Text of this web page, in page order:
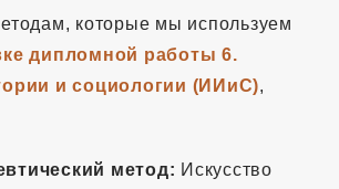
которые мы используем
дипломной работы 6.
и социологии (ИИиС),
метод: Искусство